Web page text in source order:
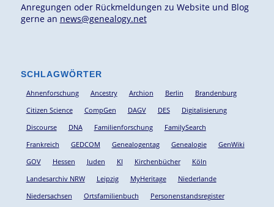
Anregungen oder Rückmeldungen zu Website und Blog
gerne an news@genealogy.net
SCHLAGWÖRTER
Ahnenforschung Ancestry Archion Berlin
Brandenburg
Citizen Science
CompGen DAGV DES
Digitalisierung
Discourse
DNA Familienforschung
FamilySearch
Frankreich
GEDCOM Genealogentag Genealogie
GenWiki
GOV
Hessen Juden KI Kirchenbücher
Köln
Landesarchiv NRW
Leipzig MyHeritage
Niederlande
Niedersachsen
Ortsfamilienbuch
Personenstandsregister